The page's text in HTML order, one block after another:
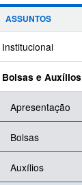
ASSUNTOS
Institucional
Bolsas e Auxílios
Apresentação
Bolsas
Auxílios